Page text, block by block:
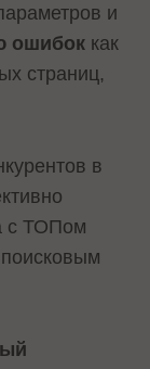
и
ошибок как
страниц,
в
с ТОПом